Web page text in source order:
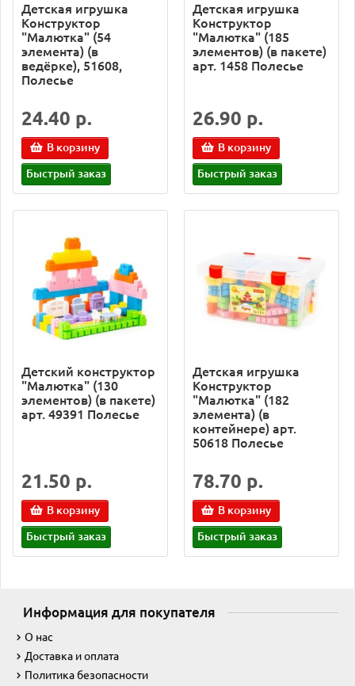
Детская игрушка
Конструктор
"Малютка" (54
элемента) (в
ведёрке), 51608,
Полесье
24.40 р.
В корзину
Быстрый заказ
Детская игрушка
Конструктор
"Малютка" (185
элементов) (в пакете)
арт. 1458 Полесье
26.90 р.
В корзину
Быстрый заказ
Детский конструктор
"Малютка" (130
элементов) (в пакете)
арт. 49391 Полесье
21.50 р.
В корзину
Быстрый заказ
Детская игрушка
Конструктор
"Малютка" (182
элемента) (в
контейнере) арт.
50618 Полесье
78.70 р.
В корзину
Быстрый заказ
Информация для покупателя
О нас
Доставка и оплата
Политика безопасности